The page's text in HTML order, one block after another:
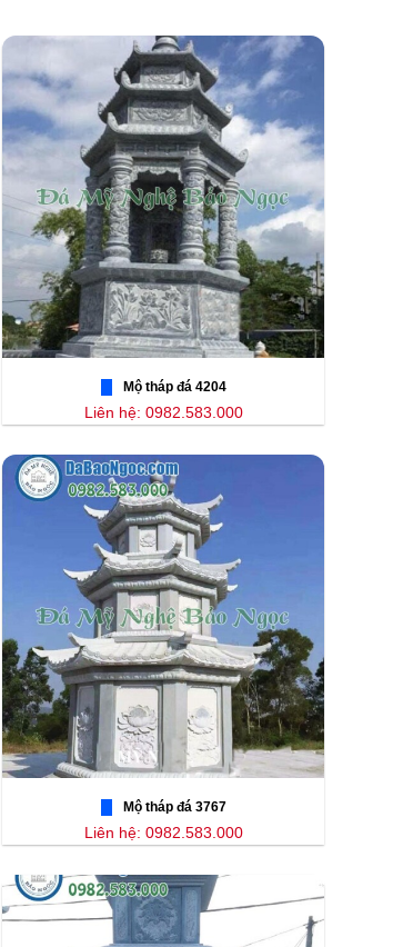
Mộ tháp đá 4204
Liên hệ: 0982.583.000
Mộ tháp đá 3767
Liên hệ: 0982.583.000